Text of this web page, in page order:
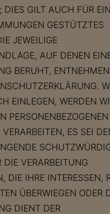
DIES GILT AUCH FÜR
GESTÜTZTES
JEWEILIGE
AUF DENEN
BERUHT,
EINLEGEN, WERDEN
ES SEI
DIE VERARBEITUNG
DIE IHRE INTERESSEN,
ÜBERWIEGEN ODER
DIENT DER